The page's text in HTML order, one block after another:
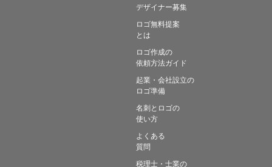
デザイナー募集
ロゴ無料提案
とは
ロゴ作成の
依頼方法ガイド
起業・会社設立の
ロゴ準備
名刺とロゴの
使い方
よくある
質問
税理士・士業の